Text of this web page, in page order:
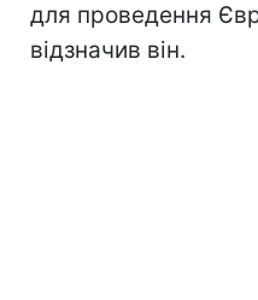
для проведення
відзначив він.